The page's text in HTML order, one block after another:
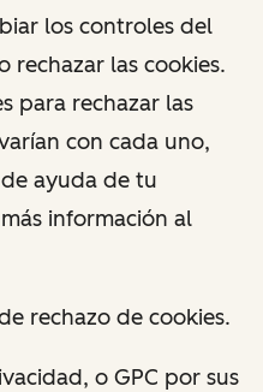
los controles del
rechazar las cookies.
para rechazar las
con cada uno,
ayuda de tu
información al
rechazo de cookies.
o GPC por sus